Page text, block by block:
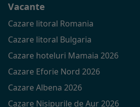
Vacante
Cazare litoral Romania
Cazare litoral Bulgaria
Cazare hoteluri Mamaia 2026
Cazare Eforie Nord 2026
Cazare Albena 2026
Cazare Nisipurile de Aur 2026